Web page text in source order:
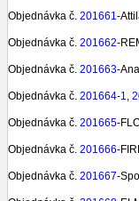
Objednávka č. 201661-
Objednávka č. 201662-
Objednávka č. 201663-
Objednávka č. 201664-1,
Objednávka č. 201665-
Objednávka č. 201666-
Objednávka č. 201667-